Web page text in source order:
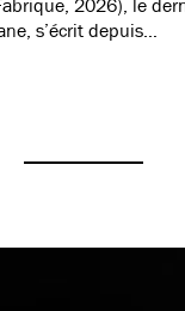
2026), le
s’écrit depuis…